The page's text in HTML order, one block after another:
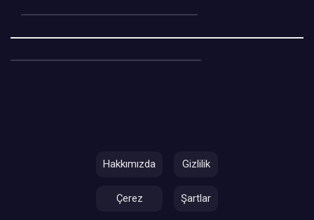
Hakkımızda Gizlilik
Çerez Şartlar